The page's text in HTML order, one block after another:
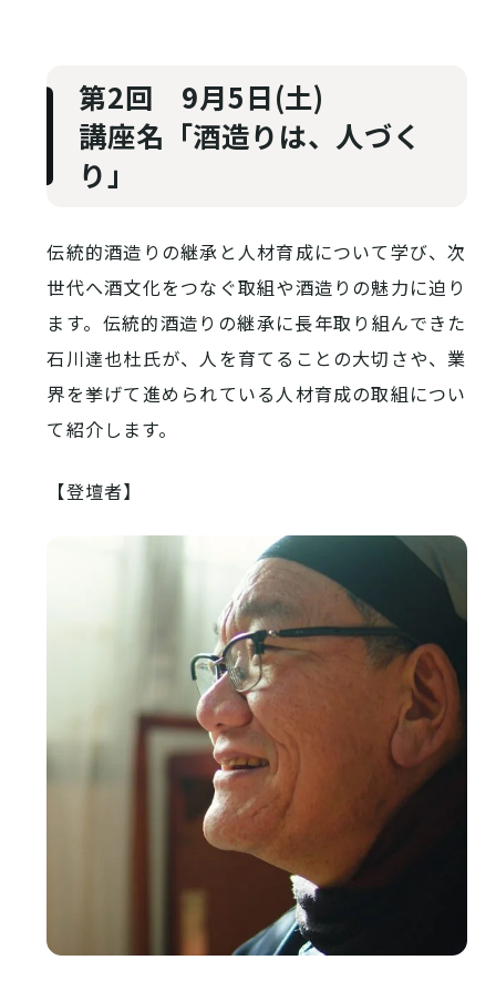
第2回 9月5日(土)
講座名「酒造りは、人づく
り」
伝統的酒造りの継承と人材育成について学び、次
世代へ酒文化をつなぐ取組や酒造りの魅力に迫り
ます。伝統的酒造りの継承に長年取り組んできた
石川達也杜氏が、人を育てることの大切さや、業
界を挙げて進められている人材育成の取組につい
て紹介します。
【登壇者】